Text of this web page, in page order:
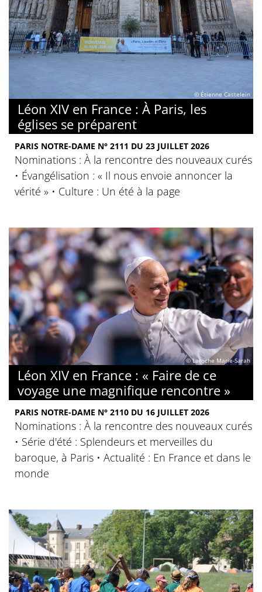
© Étienne Castelein
Léon XIV en France : À Paris, les
églises se préparent
PARIS NOTRE-DAME N° 2111 DU 23 JUILLET 2026
Nominations : À la rencontre des nouveaux curés
• Évangélisation : « Il nous envoie annoncer la
vérité » • Culture : Un été à la page
© Laroche Marie-Sarah
Léon XIV en France : « Faire de ce
voyage une magnifique rencontre »
PARIS NOTRE-DAME N° 2110 DU 16 JUILLET 2026
Nominations : À la rencontre des nouveaux curés
• Série d'été : Splendeurs et merveilles du
baroque, à Paris • Actualité : En France et dans le
monde